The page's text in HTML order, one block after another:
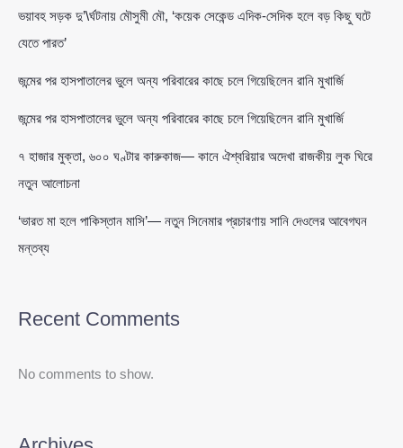
ভয়াবহ সড়ক দু’\র্ঘটনায় মৌসুমী মৌ, ‘কয়েক সেকেন্ড এদিক-সেদিক হলে বড় কিছু ঘটে
যেতে পারত’
জন্মের পর হাসপাতালের ভুলে অন্য পরিবারের কাছে চলে গিয়েছিলেন রানি মুখার্জি
জন্মের পর হাসপাতালের ভুলে অন্য পরিবারের কাছে চলে গিয়েছিলেন রানি মুখার্জি
৭ হাজার মুক্তা, ৬০০ ঘণ্টার কারুকাজ— কানে ঐশ্বরিয়ার অদেখা রাজকীয় লুক ঘিরে
নতুন আলোচনা
‘ভারত মা হলে পাকিস্তান মাসি’— নতুন সিনেমার প্রচারণায় সানি দেওলের আবেগঘন
মন্তব্য
Recent Comments
No comments to show.